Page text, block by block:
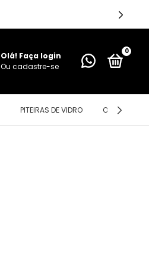
Olá! Faça login
Ou cadastre-se
0
PITEIRAS DE VIDRO OIL PAD